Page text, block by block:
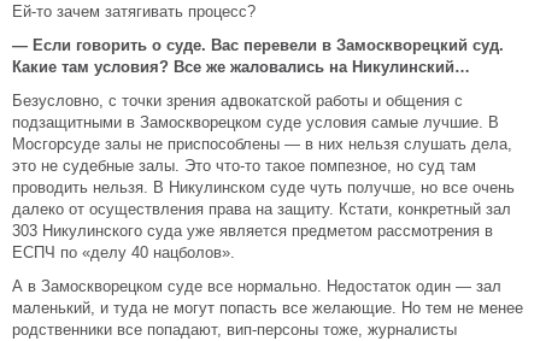
Ей-то зачем затягивать процесс?
— Если говорить о суде. Вас перевели в Замоскворецкий суд.
Какие там условия? Все же жаловались на Никулинский…
Безусловно, с точки зрения адвокатской работы и общения с
подзащитными в Замоскворецком суде условия самые лучшие. В
Мосгорсуде залы не приспособлены — в них нельзя слушать дела,
это не судебные залы. Это что-то такое помпезное, но суд там
проводить нельзя. В Никулинском суде чуть получше, но все очень
далеко от осуществления права на защиту. Кстати, конкретный зал
303 Никулинского суда уже является предметом рассмотрения в
ЕСПЧ по «делу 40 нацболов».
А в Замоскворецком суде все нормально. Недостаток один — зал
маленький, и туда не могут попасть все желающие. Но тем не менее
родственники все попадают, вип-персоны тоже, журналисты